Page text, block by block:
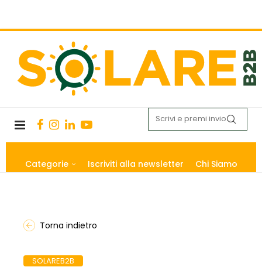
Categorie Iscriviti alla newsletter Chi Siamo
Torna indietro
SOLAREB2B